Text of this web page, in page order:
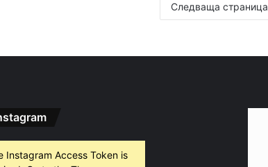
Следваща страница
Instagram Access Token is